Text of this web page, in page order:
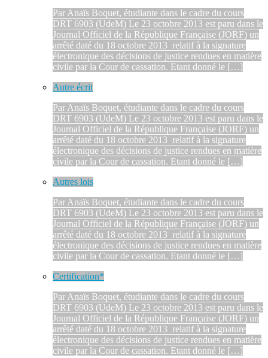
Par Anaïs Boquet, étudiante dans le cadre du cours
DRT 6903 (UdeM) Le 23 octobre 2013 est paru dans le
Journal Officiel de la République Française (JORF) un
arrêté daté du 18 octobre 2013 relatif à la signature
électronique des décisions de justice rendues en matière
civile par la Cour de cassation. Etant donné le […]
Autre écrit
Par Anaïs Boquet, étudiante dans le cadre du cours
DRT 6903 (UdeM) Le 23 octobre 2013 est paru dans le
Journal Officiel de la République Française (JORF) un
arrêté daté du 18 octobre 2013 relatif à la signature
électronique des décisions de justice rendues en matière
civile par la Cour de cassation. Etant donné le […]
Autres lois
Par Anaïs Boquet, étudiante dans le cadre du cours
DRT 6903 (UdeM) Le 23 octobre 2013 est paru dans le
Journal Officiel de la République Française (JORF) un
arrêté daté du 18 octobre 2013 relatif à la signature
électronique des décisions de justice rendues en matière
civile par la Cour de cassation. Etant donné le […]
Certification*
Par Anaïs Boquet, étudiante dans le cadre du cours
DRT 6903 (UdeM) Le 23 octobre 2013 est paru dans le
Journal Officiel de la République Française (JORF) un
arrêté daté du 18 octobre 2013 relatif à la signature
électronique des décisions de justice rendues en matière
civile par la Cour de cassation. Etant donné le […]